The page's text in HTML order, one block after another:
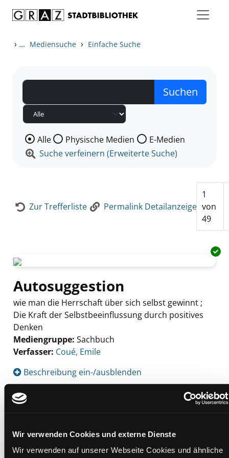
Wir verwenden Cookies und externe Dienste
Wir verwenden auf unserer Webseite Cookies und ähnliche
› ... Mediensuche › Einfache Suche
Wählen Sie die Medienart nach der Sie suchen wollen.
Alle Physische Medien
E-Medien
Suche verfeinern (Erweiterte Suche)
Zur Trefferliste Permalink Detailanzeige
1
von
49
Autosuggestion
wie man die Herrschaft über sich selbst gewinnt ;
Die Kraft der Selbstbeeinflussung durch positives
Denken
Mediengruppe: Sachbuch
Verfasser: Suche nach diesem Verfasser
Coué, Emile
Beschreibung ein-/ausblenden
Mehr Informationen ein-/ausblenden
Exemplare